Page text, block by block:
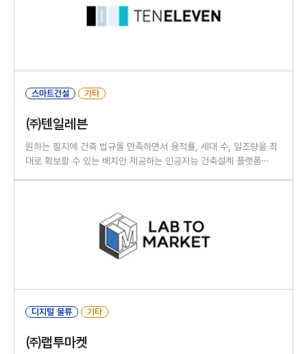
스마트건설 기타
㈜텐일레븐
원하는 필지에 건축 법규를 만족하면서 용적률, 세대 수, 일조량을 최
대로 확보할 수 있는 배치안 제공하는 인공지능 건축설계 플랫폼
디지털 물류 기타
㈜랩투마켓